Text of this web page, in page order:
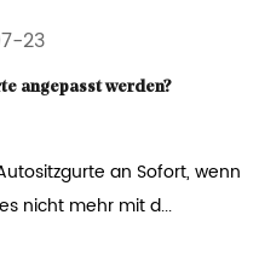
23
angepasst werden?
an Sofort, wenn
nicht mehr mit d...